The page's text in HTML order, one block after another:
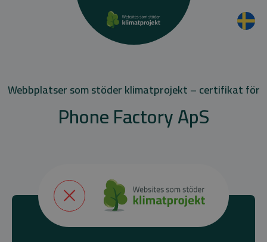
Webbplatser som stöder klimatprojekt – certifikat för
Phone Factory ApS